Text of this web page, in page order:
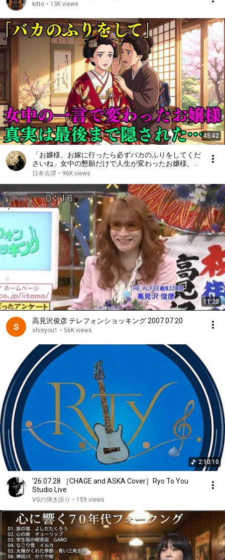
kitto • 13K views
45:42
「お嬢様、お嫁に行ったら必ずバカのふりをしてくだ
さいね」女中の懇願だけで人生が変わったお嬢様。そ
して女中が最後まで隠した真実…|昔話|説話|野談|時代
日本古譚 • 96K views
11:20
高見沢俊彦 テレフォンショッキング 2007.07.20
shisyou1 • 56K views
2:10:10
'26.07.28 ［CHAGE and ASKA Cover］Ryo To You
Studio Live
VGの弾き語り • 159 views